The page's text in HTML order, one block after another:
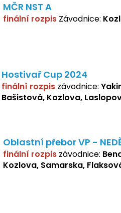
MČR NST A
finální rozpis Závodnice:
Hostivař Cup 2024
finální rozpis závodnice:
Bašistová, Kozlova,
Oblastní přebor VP -
finální rozpis závodnice:
Kozlova, Samarska,